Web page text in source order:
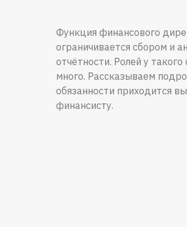
Функция финансового
ограничивается сбором и
отчётности. Ролей у
много. Рассказываем
обязанности приходится
финансисту.